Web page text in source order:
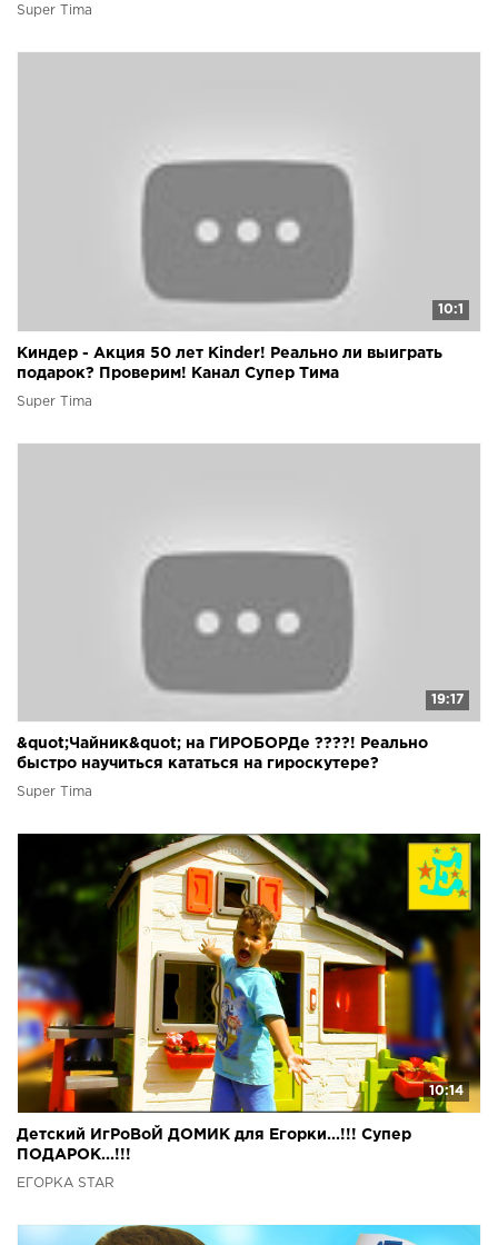
Super Tima
10:1
Киндер - Акция 50 лет Kinder! Реально ли выиграть
подарок? Проверим! Канал Супер Тима
Super Tima
19:17
&quot;Чайник&quot; на ГИРОБОРДе ????! Реально
быстро научиться кататься на гироскутере?
Super Tima
10:14
Детский ИгРоВоЙ ДОМИК для Егорки...!!! Супер
ПОДАРОК...!!!
ЕГОРКА STAR